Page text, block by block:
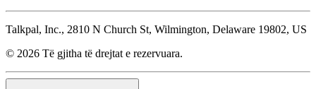
Talkpal, Inc., 2810 N Church St, Wilmington, Delaware 19802, US
© 2026 Të gjitha të drejtat e rezervuara.